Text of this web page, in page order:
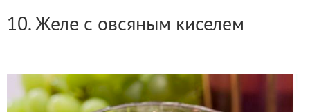
10. Желе с овсяным киселем